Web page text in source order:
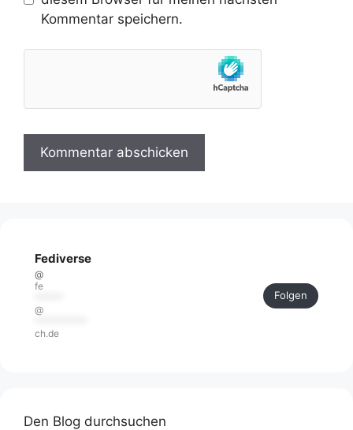
Kommentar speichern.
Fediverse
@
fe
@
ch.de
Folgen
Den Blog durchsuchen